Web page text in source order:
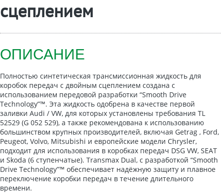
сцеплением
ОПИСАНИЕ
Полностью синтетическая трансмиссионная жидкость для
коробок передач с двойным сцеплением cоздана с
использованием передовой разработки “Smooth Drive
Technology”™. Эта жидкость одобрена в качестве первой
заливки Audi / VW, для которых установлены требования TL
52529 (G 052 529), а также рекомендована к использованию
большинством крупных производителей, включая Getrag , Ford,
Peugeot, Volvo, Mitsubishi и европейские модели Chrysler,
подходит для использования в коробках передач DSG VW, SEAT
и Skoda (6 ступенчатые). Transmax Dual, с разработкой “Smooth
Drive Technology”™ обеспечивает надёжную защиту и плавное
переключение коробки передач в течение длительного
времени.